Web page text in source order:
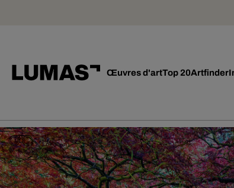
Œuvres d'artTop 20Artfinder